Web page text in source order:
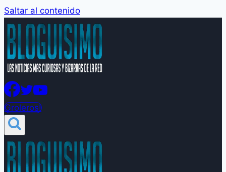
Saltar al contenido
Groleros!